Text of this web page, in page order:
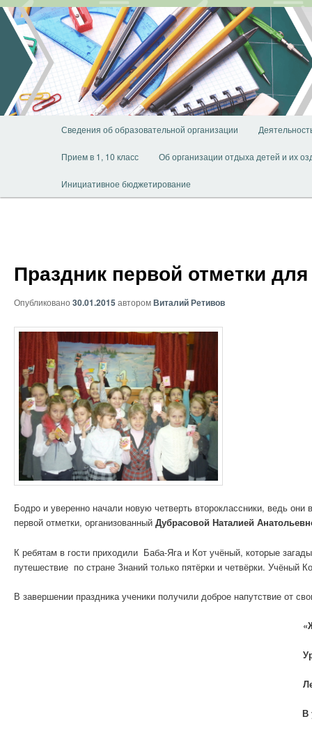
Перейти
основному
содержимому
Сведения об образовательной организации
Прием в 1, 10 класс Об организации отдыха детей и их
Инициативное бюджетирование
Праздник первой отметки
Опубликовано 30.01.2015 авторомВиталий Ретивов
Бодро и уверенно начали новую четверть второклассники, ведь
первой отметки, организованный Дубрасовой Наталией
К ребятам в гости приходили Баба-Яга и Кот учёный, которые
путешествие по стране Знаний только пятёрки и четвёрки. Учёный
В завершении праздника ученики получили доброе напутствие от
В